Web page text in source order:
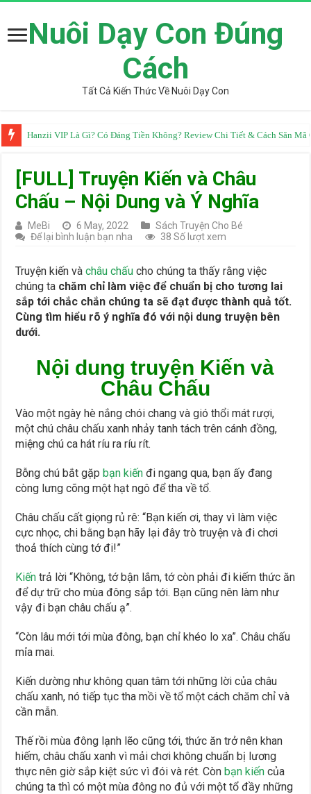
Nuôi Dạy Con Đúng
Cách
Tất Cả Kiến Thức Về Nuôi Dạy Con
Hanzii VIP Là Gì? Có Đáng Tiền Không? Review Chi Tiết & Cách Săn Mã
[FULL] Truyện Kiến và Châu
Chấu – Nội Dung và Ý Nghĩa
MeBi 6 May, 2022
Sách Truyện Cho Bé
Để lại bình luận bạn nha
38 Số lượt xem
Truyện kiến vàchâu chấu cho chúng ta thấy rằng việc
chúng ta chăm chỉ làm việc để chuẩn bị cho tương lai
sắp tới chắc chắn chúng ta sẽ đạt được thành quả tốt.
Cùng tìm hiểu rõ ý nghĩa đó với nội dung truyện bên
dưới.
Nội dung truyện Kiến và
Châu Chấu
Vào một ngày hè nắng chói chang và gió thổi mát rượi,
một chú châu chấu xanh nhảy tanh tách trên cánh đồng,
miệng chú ca hát ríu ra ríu rít.
Bỗng chú bắt gặp bạn kiến đi ngang qua, bạn ấy đang
còng lưng cõng một hạt ngô để tha về tổ.
Châu chấu cất giọng rủ rê: “Bạn kiến ơi, thay vì làm việc
cực nhọc, chi bằng bạn hãy lại đây trò truyện và đi chơi
thoả thích cùng tớ đi!”
Kiến trả lời “Không, tớ bận lắm, tớ còn phải đi kiếm thức ăn
để dự trữ cho mùa đông sắp tới. Bạn cũng nên làm như
vậy đi bạn châu chấu ạ”.
“Còn lâu mới tới mùa đông, bạn chỉ khéo lo xa”. Châu chấu
mỉa mai.
Kiến dường như không quan tâm tới những lời của châu
chấu xanh, nó tiếp tục tha mồi về tổ một cách chăm chỉ và
cần mẫn.
Thế rồi mùa đông lạnh lẽo cũng tới, thức ăn trở nên khan
hiếm, châu chấu xanh vì mải chơi không chuẩn bị lương
thực nên giờ sắp kiệt sức vì đói và rét. Cònbạn kiến của
chúng ta thì có một mùa đông no đủ với một tổ đầy những